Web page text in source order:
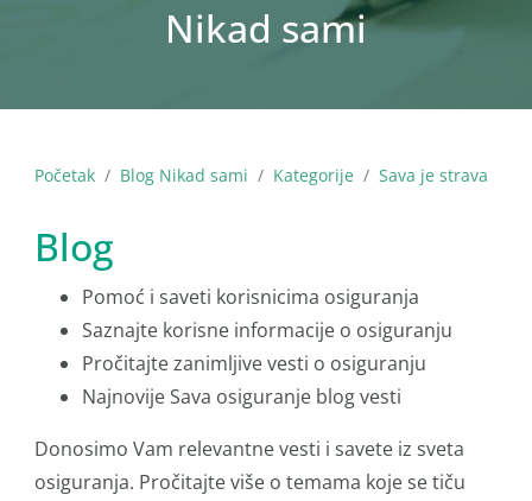
Nikad sami
Početak Blog Nikad sami Kategorije Sava je strava
Blog
Pomoć i saveti korisnicima osiguranja
Saznajte korisne informacije o osiguranju
Pročitajte zanimljive vesti o osiguranju
Najnovije Sava osiguranje blog vesti
Donosimo Vam relevantne vesti i savete iz sveta
osiguranja. Pročitajte više o temama koje se tiču